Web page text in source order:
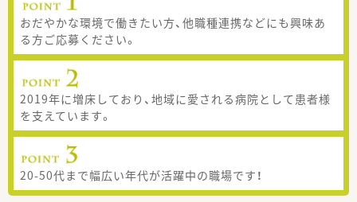
おだやかな環境で働きたい方、他職種連携などにも興味あ
る方ご応募ください。
2019年に増床しており、地域に愛される病院として患者様
を支えています。
20-50代まで幅広い年代が活躍中の職場です！